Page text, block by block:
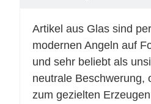
Artikel aus Glas sind
modernen Angeln auf
und sehr beliebt als
neutrale Beschwerung,
zum gezielten